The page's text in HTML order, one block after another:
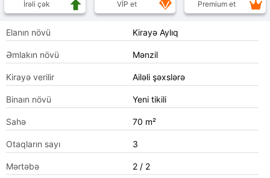
İrəli çək
VİP et
Premium et
Elanın növü Kirayə Aylıq
Əmlakın növü Mənzil
Kirayə verilir Ailəli şəxslərə
Binaın növü Yeni tikili
Sahə 70 m²
Otaqların sayı 3
Mərtəbə 2 / 2